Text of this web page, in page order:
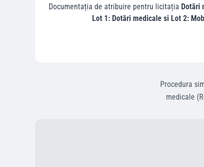
Documentația de atribuire pentru licitația Dotări
Lot 1: Dotări medicale si Lot 2:
Procedura
medicale